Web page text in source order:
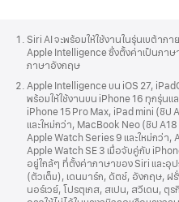
FooterSiri AI จะพร้อมให้ใช้งานในรุ่นเบต้าภา
Apple Intelligenceซึ่งตั้งค่าเป็นภาษ
ภาษาอังกฤษ
Apple Intelligence บน iOS 27,
พร้อมให้ใช้งานบน iPhone 16 ทุกรุ่นแ
iPhone 15 Pro Max, iPad mini (ชิป
และใหม่กว่า, MacBook Neo(ชิป
Apple Watch Series 9 และใหม่กว่า,
Apple Watch SE 3 เมื่อจับคู่กับ
อยู่ใกล้ๆ ที่ตั้งค่าภาษาของ Siri และอุ
(ตัวเต็ม), เดนมาร์ก, ดัตช์, อังกฤษ, ฝ
นอร์เวย์,โปรตุเกส, สเปน, สวีเดน, ตุร